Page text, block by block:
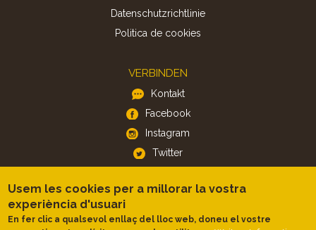
Datenschutzrichtlinie
Politica de cookies
VERBINDEN
Kontakt
Facebook
Instagram
Twitter
APP
iOS
Usem les cookies per a millorar la vostra
experiència d'usuari
En fer clic a qualsevol enllaç del lloc web, doneu el vostre